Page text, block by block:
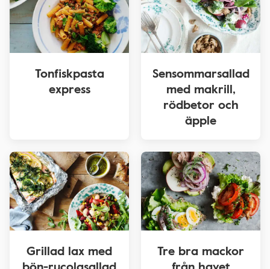
Tonfiskpasta
express
Sensommarsallad
med makrill,
rödbetor och
äpple
Grillad lax med
Tre bra mackor